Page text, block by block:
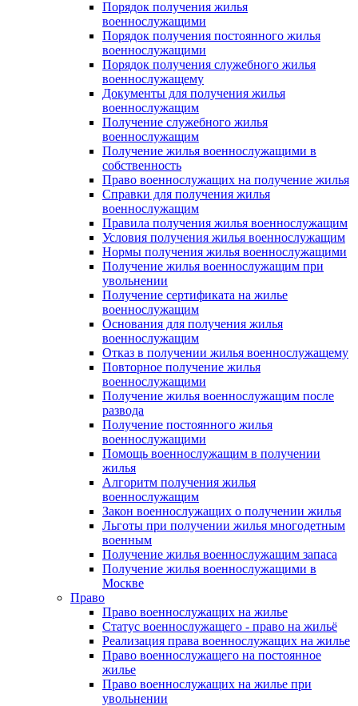
Порядок получения жилья
военнослужащими
Порядок получения постоянного жилья
военнослужащими
Порядок получения служебного жилья
военнослужащему
Документы для получения жилья
военнослужащим
Получение служебного жилья
военнослужащим
Получение жилья военнослужащими в
собственность
Право военнослужащих на получение жилья
Справки для получения жилья
военнослужащим
Правила получения жилья военнослужащим
Условия получения жилья военнослужащим
Нормы получения жилья военнослужащими
Получение жилья военнослужащим при
увольнении
Получение сертификата на жилье
военнослужащим
Основания для получения жилья
военнослужащим
Отказ в получении жилья военнослужащему
Повторное получение жилья
военнослужащими
Получение жилья военнослужащим после
развода
Получение постоянного жилья
военнослужащими
Помощь военнослужащим в получении
жилья
Алгоритм получения жилья
военнослужащим
Закон военнослужащих о получении жилья
Льготы при получении жилья многодетным
военным
Получение жилья военнослужащим запаса
Получение жилья военнослужащими в
Москве
Право
Право военнослужащих на жилье
Статус военнослужащего - право на жильё
Реализация права военнослужащих на жилье
Право военнослужащего на постоянное
жилье
Право военнослужащих на жилье при
увольнении